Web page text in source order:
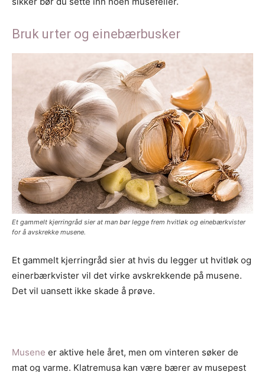
Bruk urter og einebærbusker
Et gammelt kjerringråd sier at man bør legge frem hvitløk og einebærkvister
for å avskrekke musene.
Et gammelt kjerringråd sier at hvis du legger ut hvitløk og
einerbærkvister vil det virke avskrekkende på musene.
Det vil uansett ikke skade å prøve.
Musene er aktive hele året, men om vinteren søker de
mat og varme. Klatremusa kan være bærer av musepest